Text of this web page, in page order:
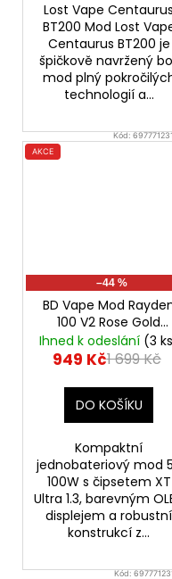
Lost Vape Centaurus
BT200 Mod Lost
Centaurus BT200 je
špičkově navržený
mod plný
technologií a...
Kód:
AKCE
–44 %
BD Vape Mod
100 V2 Rose Gold
Výkonný značkový
elektronický Grip
Ihned k odeslání (3
949 Kč1 699 Kč
DO KOŠÍKU
Kompaktní
jednobateriový mod
100W s čipsetem XT
Ultra 1.3, barevným
displejem a robustní
konstrukcí z...
Kód: